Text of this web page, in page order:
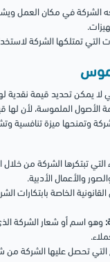
الشركة في مكان العمل
التي تمتلكها الشركة
لا يمكن تحديد قيمة نقدية
الأصول الملموسة، لأن لها
وتمنحها ميزة تنافسية
تبتكرها الشركة من خلال
والأعمال الأدبية.
الخاصة بابتكارات
وهو اسم أو شعار الشركة
التي تحصل عليها الشركة من